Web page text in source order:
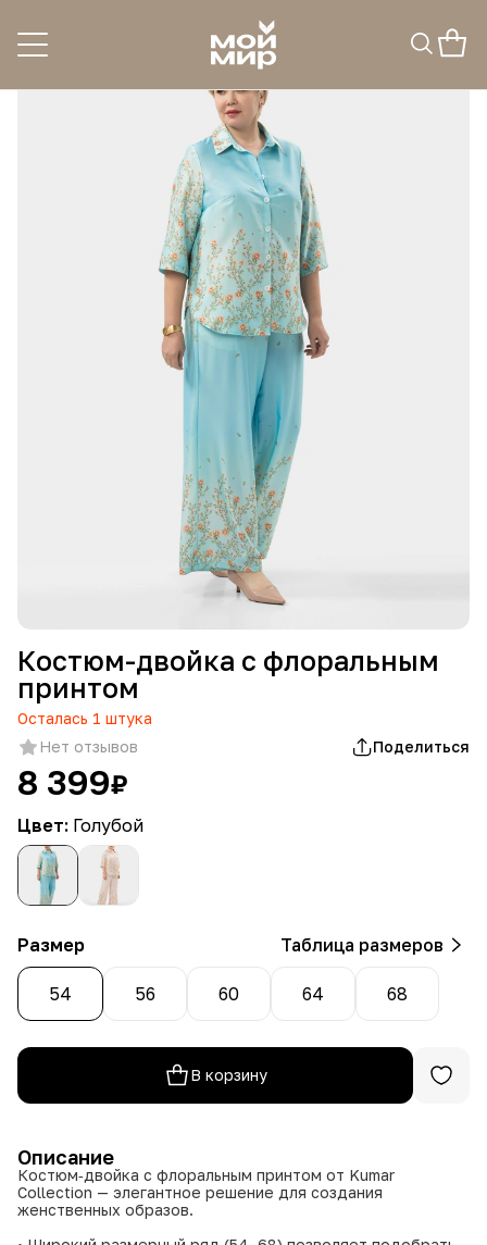
Костюм-двойка с флоральным
принтом
Осталась 1 штука
Нет отзывов
Поделиться
8 399₽
Цвет: Голубой
Размер Таблица размеров
54 56 60 64 68
В корзину
Описание
Костюм‑двойка с флоральным принтом от Kumar
Collection — элегантное решение для создания
женственных образов.